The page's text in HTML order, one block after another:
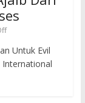
Untuk Evil
International